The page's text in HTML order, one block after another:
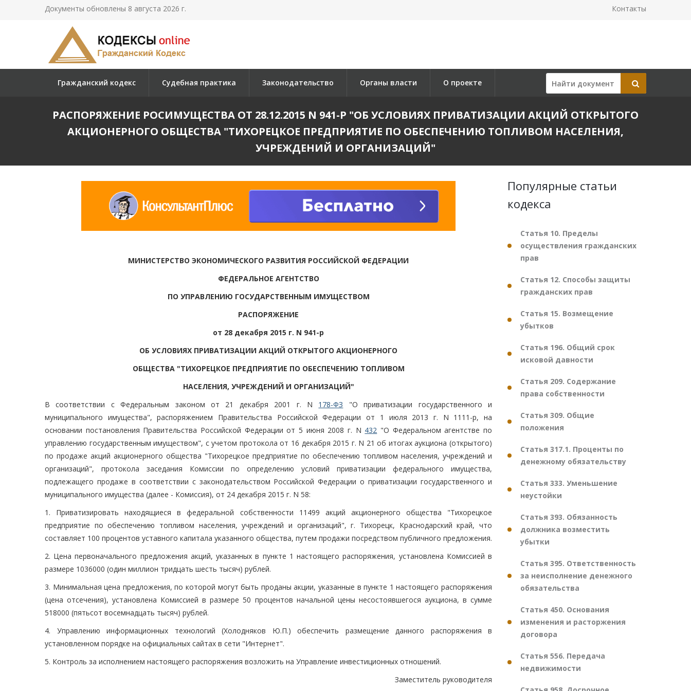
Документы обновлены 8 августа 2026 г. Контакты
Гражданский кодекс Судебная практика Законодательство Органы власти О проекте
РАСПОРЯЖЕНИЕ РОСИМУЩЕСТВА ОТ 28.12.2015 N 941-Р "ОБ УСЛОВИЯХ ПРИВАТИЗАЦИИ АКЦИЙ ОТКРЫТОГО
АКЦИОНЕРНОГО ОБЩЕСТВА "ТИХОРЕЦКОЕ ПРЕДПРИЯТИЕ ПО ОБЕСПЕЧЕНИЮ ТОПЛИВОМ НАСЕЛЕНИЯ,
УЧРЕЖДЕНИЙ И ОРГАНИЗАЦИЙ"
МИНИСТЕРСТВО ЭКОНОМИЧЕСКОГО РАЗВИТИЯ РОССИЙСКОЙ ФЕДЕРАЦИИ
ФЕДЕРАЛЬНОЕ АГЕНТСТВО
ПО УПРАВЛЕНИЮ ГОСУДАРСТВЕННЫМ ИМУЩЕСТВОМ
РАСПОРЯЖЕНИЕ
от 28 декабря 2015 г. N 941-р
ОБ УСЛОВИЯХ ПРИВАТИЗАЦИИ АКЦИЙ ОТКРЫТОГО АКЦИОНЕРНОГО
ОБЩЕСТВА "ТИХОРЕЦКОЕ ПРЕДПРИЯТИЕ ПО ОБЕСПЕЧЕНИЮ ТОПЛИВОМ
НАСЕЛЕНИЯ, УЧРЕЖДЕНИЙ И ОРГАНИЗАЦИЙ"
В соответствии с Федеральным законом от 21 декабря 2001 г. N 178-ФЗ "О приватизации государственного и
муниципального имущества", распоряжением Правительства Российской Федерации от 1 июля 2013 г. N 1111-р, на
основании постановления Правительства Российской Федерации от 5 июня 2008 г. N 432 "О Федеральном агентстве по
управлению государственным имуществом", с учетом протокола от 16 декабря 2015 г. N 21 об итогах аукциона (открытого)
по продаже акций акционерного общества "Тихорецкое предприятие по обеспечению топливом населения, учреждений и
организаций", протокола заседания Комиссии по определению условий приватизации федерального имущества,
подлежащего продаже в соответствии с законодательством Российской Федерации о приватизации государственного и
муниципального имущества (далее - Комиссия), от 24 декабря 2015 г. N 58:
1. Приватизировать находящиеся в федеральной собственности 11499 акций акционерного общества "Тихорецкое
предприятие по обеспечению топливом населения, учреждений и организаций", г. Тихорецк, Краснодарский край, что
составляет 100 процентов уставного капитала указанного общества, путем продажи посредством публичного предложения.
2. Цена первоначального предложения акций, указанных в пункте 1 настоящего распоряжения, установлена Комиссией в
размере 1036000 (один миллион тридцать шесть тысяч) рублей.
3. Минимальная цена предложения, по которой могут быть проданы акции, указанные в пункте 1 настоящего распоряжения
(цена отсечения), установлена Комиссией в размере 50 процентов начальной цены несостоявшегося аукциона, в сумме
518000 (пятьсот восемнадцать тысяч) рублей.
4. Управлению информационных технологий (Холодняков Ю.П.) обеспечить размещение данного распоряжения в
установленном порядке на официальных сайтах в сети "Интернет".
5. Контроль за исполнением настоящего распоряжения возложить на Управление инвестиционных отношений.
Заместитель руководителя
Популярные статьи
кодекса
Статья 10. Пределы
осуществления гражданских
прав
Статья 12. Способы защиты
гражданских прав
Статья 15. Возмещение
убытков
Статья 196. Общий срок
исковой давности
Статья 209. Содержание
права собственности
Статья 309. Общие
положения
Статья 317.1. Проценты по
денежному обязательству
Статья 333. Уменьшение
неустойки
Статья 393. Обязанность
должника возместить
убытки
Статья 395. Ответственность
за неисполнение денежного
обязательства
Статья 450. Основания
изменения и расторжения
договора
Статья 556. Передача
недвижимости